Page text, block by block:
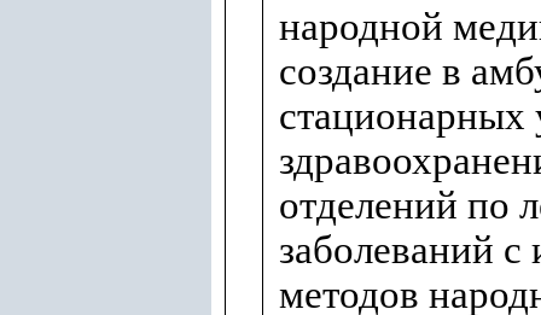
народной
создание в
стационарных
отделений по
заболеваний с
методов